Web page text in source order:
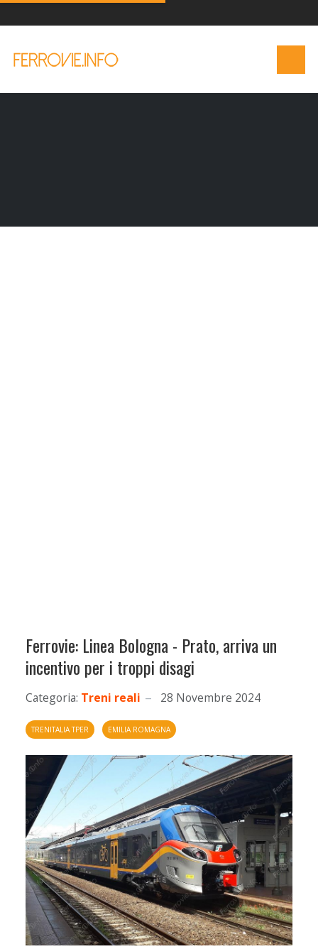
Ferrovie: Linea Bologna - Prato, arriva un
incentivo per i troppi disagi
Categoria: Treni reali 28 Novembre 2024
TRENITALIA TPER EMILIA ROMAGNA